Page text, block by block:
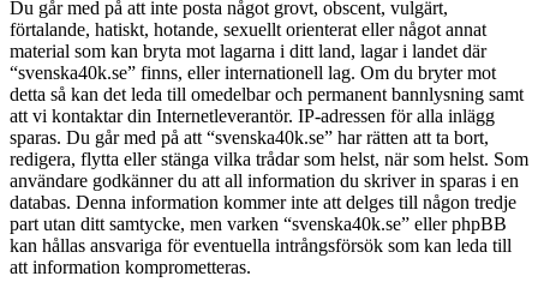
Du går med på att inte posta något grovt, obscent, vulgärt,
förtalande, hatiskt, hotande, sexuellt orienterat eller något annat
material som kan bryta mot lagarna i ditt land, lagar i landet där
“svenska40k.se” finns, eller internationell lag. Om du bryter mot
detta så kan det leda till omedelbar och permanent bannlysning samt
att vi kontaktar din Internetleverantör. IP-adressen för alla inlägg
sparas. Du går med på att “svenska40k.se” har rätten att ta bort,
redigera, flytta eller stänga vilka trådar som helst, när som helst. Som
användare godkänner du att all information du skriver in sparas i en
databas. Denna information kommer inte att delges till någon tredje
part utan ditt samtycke, men varken “svenska40k.se” eller phpBB
kan hållas ansvariga för eventuella intrångsförsök som kan leda till
att information komprometteras.